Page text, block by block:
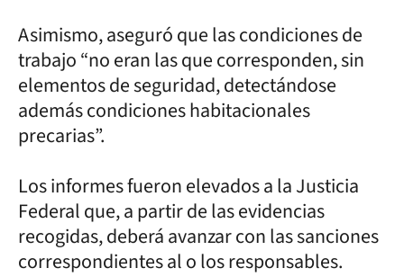
Asimismo, aseguró que las condiciones de
trabajo “no eran las que corresponden, sin
elementos de seguridad, detectándose
además condiciones habitacionales
precarias”.
Los informes fueron elevados a la Justicia
Federal que, a partir de las evidencias
recogidas, deberá avanzar con las sanciones
correspondientes al o los responsables.